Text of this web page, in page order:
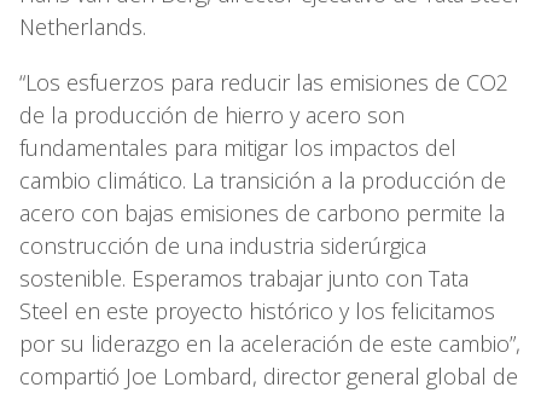
Netherlands.
“Los esfuerzos para reducir las emisiones de CO2
de la producción de hierro y acero son
fundamentales para mitigar los impactos del
cambio climático. La transición a la producción de
acero con bajas emisiones de carbono permite la
construcción de una industria siderúrgica
sostenible. Esperamos trabajar junto con Tata
Steel en este proyecto histórico y los felicitamos
por su liderazgo en la aceleración de este cambio”,
compartió Joe Lombard, director general global de